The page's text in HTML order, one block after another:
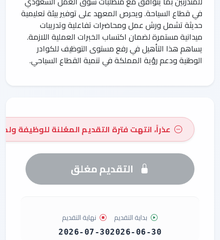
في قطاع السياحة. ويحرص المعهد على توفير بيئة تعليمية
حديثة تشمل ورش عمل ومحاضرات تفاعلية وتدريبات
ميدانية مستمرة لضمان اكتساب الخبرات العملية اللازمة.
يساهم هذا التأهيل في رفع مستوى التوظيف للكوادر
الوطنية ودعم رؤية المملكة في تنمية القطاع السياحي.
عذراً، انتهت فترة التقديم المعُلنة للوظيفة
التقديم مغلق
بداية التقديم
2026-06-30
نهاية التقديم
2026-07-30